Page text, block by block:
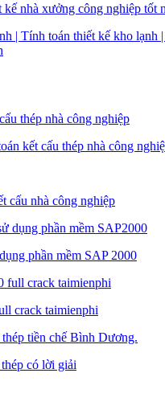
| Tính toán thiết kế kho lạnh
kết cấu thép nhà công
cấu nhà công nghiệp
phần mềm SAP 2000
crack taimienphi
có lời giải